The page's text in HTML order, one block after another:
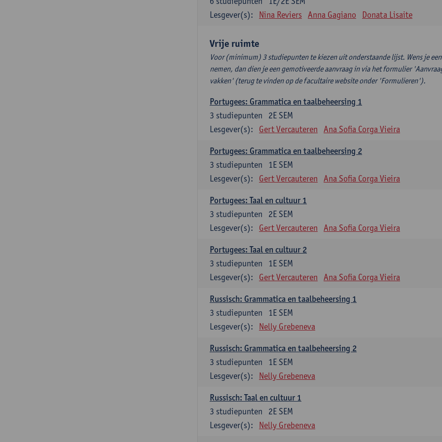
Lesgever(s):
Nina Reviers Anna Gagiano Donata Lisaite
Vrije ruimte
Voor (minimum) 3 studiepunten te kiezen uit onderstaande lijst. Wens je
nemen, dan dien je een gemotiveerde aanvraag in via het formulier
vakken' (terug te vinden op de facultaire website onder 'Formulieren').
Portugees: Grammatica en taalbeheersing 1
2E SEM
3 studiepunten
Lesgever(s):
Gert Vercauteren Ana Sofia Corga Vieira
Portugees: Grammatica en taalbeheersing 2
1E SEM
3 studiepunten
Lesgever(s):
Gert Vercauteren Ana Sofia Corga Vieira
Portugees: Taal en cultuur 1
2E SEM
3 studiepunten
Lesgever(s):
Gert Vercauteren Ana Sofia Corga Vieira
Portugees: Taal en cultuur 2
1E SEM
3 studiepunten
Lesgever(s):
Gert Vercauteren Ana Sofia Corga Vieira
Russisch: Grammatica en taalbeheersing 1
1E SEM
3 studiepunten
Lesgever(s):
Nelly Grebeneva
Russisch: Grammatica en taalbeheersing 2
1E SEM
3 studiepunten
Lesgever(s):
Nelly Grebeneva
Russisch: Taal en cultuur 1
2E SEM
3 studiepunten
Lesgever(s):
Nelly Grebeneva